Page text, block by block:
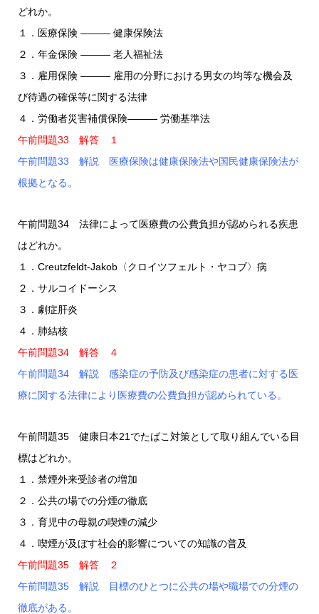
どれか。
１．医療保険 ――― 健康保険法
２．年金保険 ――― 老人福祉法
３．雇用保険 ――― 雇用の分野における男女の均等な機会及
び待遇の確保等に関する法律
４．労働者災害補償保険――― 労働基準法
午前問題33 解答 １
午前問題33 解説 医療保険は健康保険法や国民健康保険法が
根拠となる。
午前問題34 法律によって医療費の公費負担が認められる疾患
はどれか。
１．Creutzfeldt-Jakob〈クロイツフェルト・ヤコブ〉病
２．サルコイドーシス
３．劇症肝炎
４．肺結核
午前問題34 解答 ４
午前問題34 解説 感染症の予防及び感染症の患者に対する医
療に関する法律により医療費の公費負担が認められている。
午前問題35 健康日本21でたばこ対策として取り組んでいる目
標はどれか。
１．禁煙外来受診者の増加
２．公共の場での分煙の徹底
３．育児中の母親の喫煙の減少
４．喫煙が及ぼす社会的影響についての知識の普及
午前問題35 解答 ２
午前問題35 解説 目標のひとつに公共の場や職場での分煙の
徹底がある。